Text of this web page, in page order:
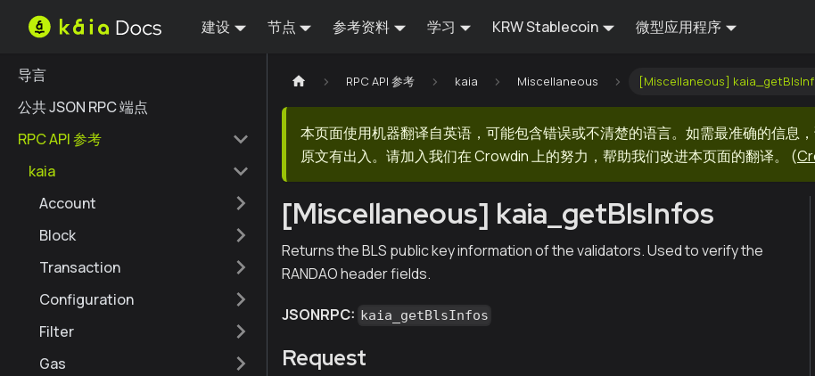
建设 节点 参考资料 学习 KRW Stablecoin 微型应用程序
导言
公共 JSON RPC 端点
RPC API 参考
kaia
Account
Block
Transaction
Configuration
Filter
Gas
RPC API 参考 kaia Miscellaneous [Miscellaneous]
本页面使用机器翻译自英语，可能包含错误或不清楚的语言。如需最准确的信息
原文有出入。请加入我们在 Crowdin 上的努力，帮助我们改进本页面的翻译。
(
[Miscellaneous] kaia_getBlsInfos
Returns the BLS public key information of the validators. Used to verify the
RANDAO header fields.
JSONRPC: kaia_getBlsInfos
Request